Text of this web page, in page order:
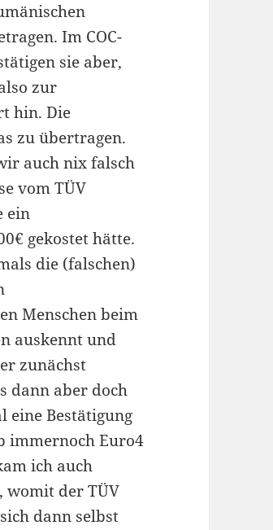
Im COC-
sie aber,
zur
hin. Die
zu übertragen.
auch nix falsch
vom TÜV
ein
gekostet hätte.
die (falschen)
Menschen beim
auskennt und
zunächst
dann aber doch
eine Bestätigung
immernoch Euro4
ich auch
womit der TÜV
dann selbst